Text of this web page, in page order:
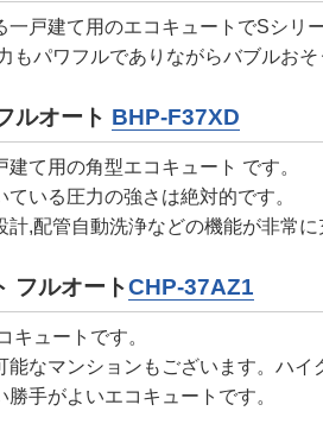
戸建て用のエコキュートでSシリ
もパワフルでありながらバブルお
ルオート BHP-F37XD
て用の角型エコキュート です。
いる圧力の強さは絶対的です。
,配管自動洗浄などの機能が非常に
フルオートCHP-37AZ1
キュートです。
能なマンションもございます。ハ
手がよいエコキュートです。